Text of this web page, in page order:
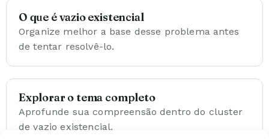
O que é vazio existencial
Organize melhor a base desse problema antes
de tentar resolvê-lo.
Explorar o tema completo
Aprofunde sua compreensão dentro do cluster
de vazio existencial.